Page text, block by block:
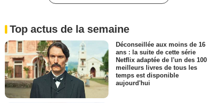
Top actus de la semaine
Déconseillée aux moins de 16
ans : la suite de cette série
Netflix adaptée de l'un des 100
meilleurs livres de tous les
temps est disponible
aujourd'hui